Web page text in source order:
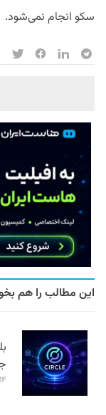
سکو انجام نمی‌شود.
این مطالب را هم
۱۴ مرداد ۱۴۰۵